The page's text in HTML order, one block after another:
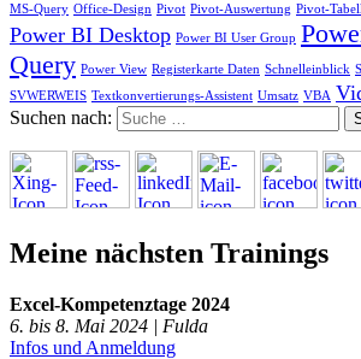
MS-Query Office-Design Pivot Pivot-Auswertung Pivot-
Power BI Desktop Power BI User Group
Query Power View Registerkarte Daten Schnelleinblick
SVWERWEIS Textkonvertierungs-Assistent Umsatz VBA
Suchen nach:
Meine nächsten Trainings
Excel-Kompetenztage 2024
6. bis 8. Mai 2024 | Fulda
Infos und Anmeldung